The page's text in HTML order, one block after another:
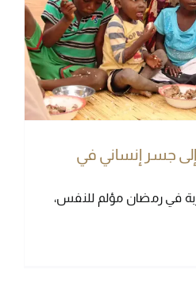
جسر إنساني في
في رمضان مؤلم للنفس،